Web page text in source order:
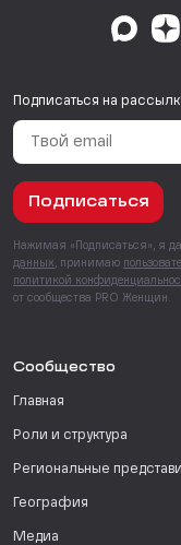
Подписаться на
Подписаться
Нажимая «Подписаться», я
данных , принимаю
политикой
от сообщества PRO Женщин.
Сообщество
Главная
Роли и структура
Региональные
География
Медиа